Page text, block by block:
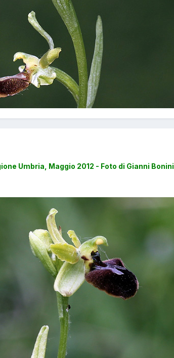
Umbria, Maggio 2012 - Foto di Gianni Bonini